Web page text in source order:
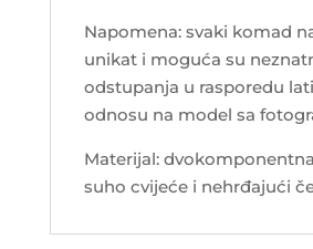
Napomena: svaki komad
unikat i moguća su
odstupanja u rasporedu
odnosu na model sa
Materijal:
suho cvijeće i nehrđajući